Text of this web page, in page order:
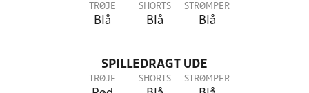
TRØJE
Blå
SHORTS
Blå
STRØMPER
Blå
SPILLEDRAGT UDE
TRØJE SHORTS STRØMPER